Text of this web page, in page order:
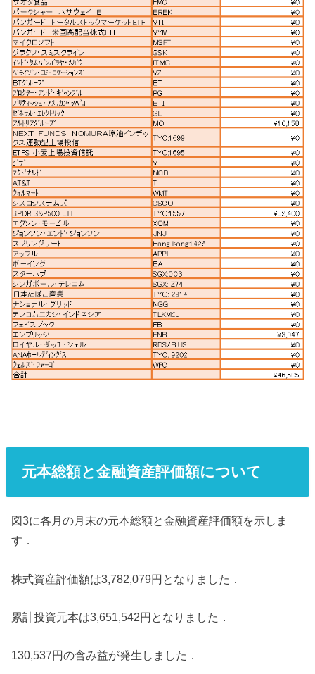
元本総額と金融資産評価額について
図3に各月の月末の元本総額と金融資産評価額を示しま
す．
株式資産評価額は3,782,079円となりました．
累計投資元本は3,651,542円となりました．
130,537円の含み益が発生しました．